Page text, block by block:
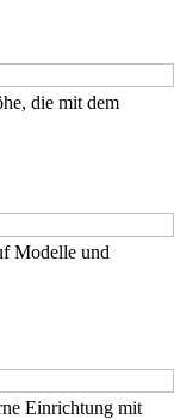
die mit dem
Modelle und
Einrichtung mit